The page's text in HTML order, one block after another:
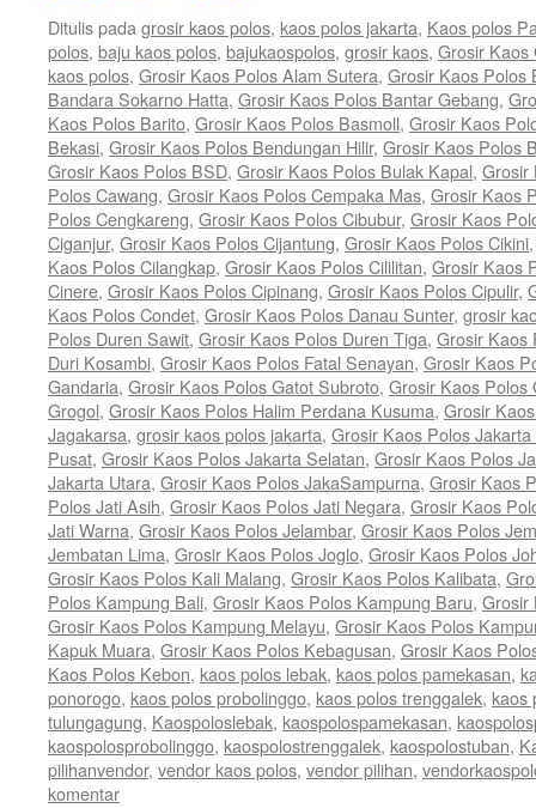
Ditulis pada grosir kaos polos, kaos polos jakarta, Kaos polos
polos, baju kaos polos, bajukaospolos, grosir kaos, Grosir Kaos
kaos polos, Grosir Kaos Polos Alam Sutera, Grosir Kaos Polos
Bandara Sokarno Hatta, Grosir Kaos Polos Bantar Gebang,
Kaos Polos Barito, Grosir Kaos Polos Basmoll, Grosir Kaos
Bekasi, Grosir Kaos Polos Bendungan Hilir, Grosir Kaos Polos
Grosir Kaos Polos BSD, Grosir Kaos Polos Bulak Kapal, Grosir
Polos Cawang, Grosir Kaos Polos Cempaka Mas, Grosir Kaos
Polos Cengkareng, Grosir Kaos Polos Cibubur, Grosir Kaos
Ciganjur, Grosir Kaos Polos Cijantung, Grosir Kaos Polos Cikini
Kaos Polos Cilangkap, Grosir Kaos Polos Cililitan, Grosir Kaos
Cinere, Grosir Kaos Polos Cipinang, Grosir Kaos Polos Cipulir,
Kaos Polos Condet, Grosir Kaos Polos Danau Sunter, grosir
Polos Duren Sawit, Grosir Kaos Polos Duren Tiga, Grosir Kaos
Duri Kosambi, Grosir Kaos Polos Fatal Senayan, Grosir Kaos
Gandaria, Grosir Kaos Polos Gatot Subroto, Grosir Kaos Polos
Grogol, Grosir Kaos Polos Halim Perdana Kusuma, Grosir
Jagakarsa, grosir kaos polos jakarta, Grosir Kaos Polos
Pusat, Grosir Kaos Polos Jakarta Selatan, Grosir Kaos Polos
Jakarta Utara, Grosir Kaos Polos JakaSampurna, Grosir Kaos
Polos Jati Asih, Grosir Kaos Polos Jati Negara, Grosir Kaos
Jati Warna, Grosir Kaos Polos Jelambar, Grosir Kaos Polos
Jembatan Lima, Grosir Kaos Polos Joglo, Grosir Kaos Polos
Grosir Kaos Polos Kali Malang, Grosir Kaos Polos Kalibata,
Polos Kampung Bali, Grosir Kaos Polos Kampung Baru, Grosir
Grosir Kaos Polos Kampung Melayu, Grosir Kaos Polos
Kapuk Muara, Grosir Kaos Polos Kebagusan, Grosir Kaos
Kaos Polos Kebon, kaos polos lebak, kaos polos pamekasan,
ponorogo, kaos polos probolinggo, kaos polos trenggalek, kaos
tulungagung, Kaospoloslebak, kaospolospamekasan,
kaospolosprobolinggo, kaospolostrenggalek, kaospolostuban,
pilihanvendor, vendor kaos polos, vendor pilihan,
komentar